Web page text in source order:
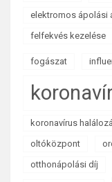
elektromos ápolási
felfekvés kezelése
fogászat
koronavírus
oltóközpont
otthonápolási díj